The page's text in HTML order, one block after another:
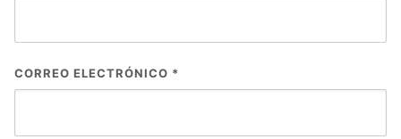
CORREO ELECTRÓNICO *